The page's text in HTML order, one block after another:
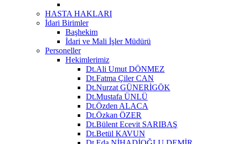
HASTA HAKLARI
İdari Birimler
Başhekim
İdari ve Mali İşler Müdürü
Personeller
Hekimlerimiz
Dt.Ali Umut DÖNMEZ
Dt.Fatma Çiler CAN
Dt.Nurzat GÜNERİGÖK
Dt.Mustafa ÜNLÜ
Dt.Özden ALACA
Dt.Özkan ÖZER
Dt.Bülent Ecevit SARIBAŞ
Dt.Betül KAVUN